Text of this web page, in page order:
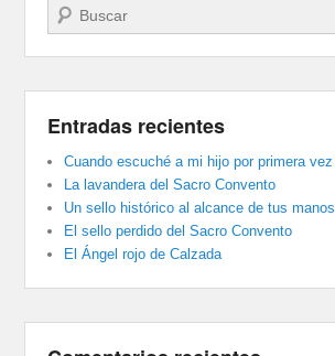
Buscar
Entradas recientes
Cuando escuché a mi hijo por primera vez
La lavandera del Sacro Convento
Un sello histórico al alcance de tus manos
El sello perdido del Sacro Convento
El Ángel rojo de Calzada